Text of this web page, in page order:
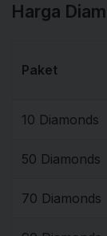
Harga
Paket
10 Diamonds
50 Diamonds
70 Diamonds